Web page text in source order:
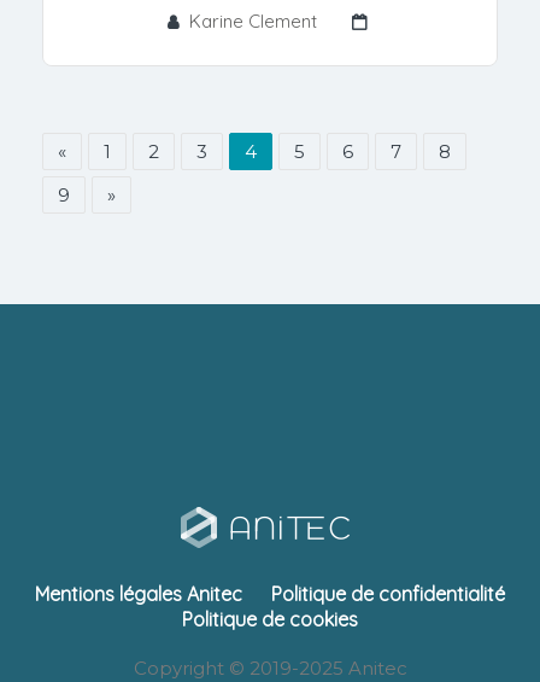
Karine Clement
« 1 2 3 4 5 6 7
8
9
»
Mentions légales Anitec
Politique de confidentialité
Politique de cookies
Copyright © 2019-2025 Anitec